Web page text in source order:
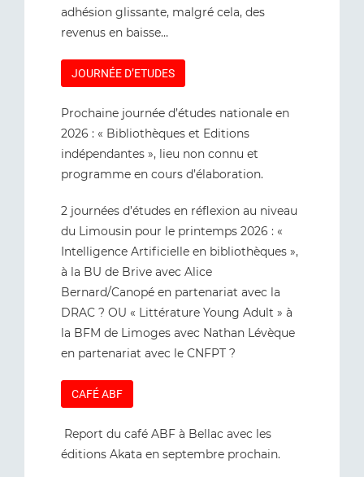
adhésion glissante, malgré cela, des
revenus en baisse…
JOURNÉE D’ETUDES
Prochaine journée d’études nationale en
2026 : « Bibliothèques et Editions
indépendantes », lieu non connu et
programme en cours d’élaboration.
2 journées d’études en réflexion au niveau
du Limousin pour le printemps 2026 : «
Intelligence Artificielle en bibliothèques »,
à la BU de Brive avec Alice
Bernard/Canopé en partenariat avec la
DRAC ? OU « Littérature Young Adult » à
la BFM de Limoges avec Nathan Lévèque
en partenariat avec le CNFPT ?
CAFÉ ABF
Report du café ABF à Bellac avec les
éditions Akata en septembre prochain.